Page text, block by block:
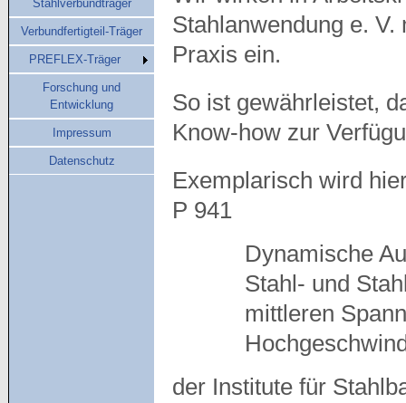
Stahlverbundträger
Verbundfertigteil-Träger
PREFLEX-Träger
Forschung und
Entwicklung
Impressum
Datenschutz
Stahlanwendung e.
Praxis ein.
So ist gewährleistet,
Know-how zur
Exemplarisch wird
P 941
Dynamische
Stahl- und
mittleren
der Institute für